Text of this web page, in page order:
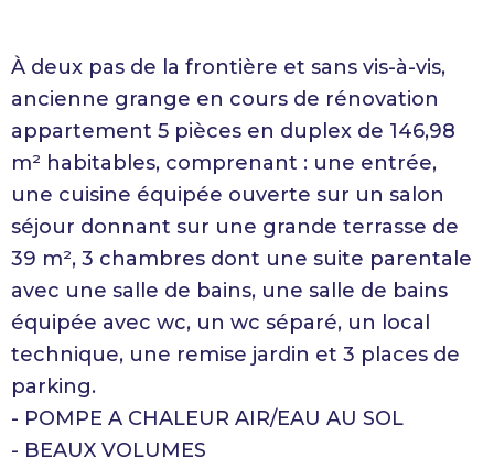
À deux pas de la frontière et sans vis-à-vis,
ancienne grange en cours de rénovation
appartement 5 pièces en duplex de 146,98
m² habitables, comprenant : une entrée,
une cuisine équipée ouverte sur un salon
séjour donnant sur une grande terrasse de
39 m², 3 chambres dont une suite parentale
avec une salle de bains, une salle de bains
équipée avec wc, un wc séparé, un local
technique, une remise jardin et 3 places de
parking.
- POMPE A CHALEUR AIR/EAU AU SOL
- BEAUX VOLUMES